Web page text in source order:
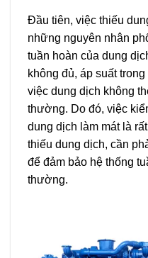
Đầu tiên, việc thiếu
những nguyên nhân
tuần hoàn của dung
không đủ, áp suất
việc dung dịch không
thường. Do đó, việc
dung dịch làm mát là
thiếu dung dịch, cần
để đảm bảo hệ thống
thường.